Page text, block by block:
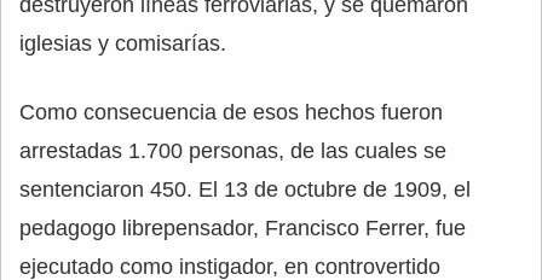
iglesias y comisarías.
Como consecuencia de esos hechos fueron
arrestadas 1.700 personas, de las cuales se
sentenciaron 450. El 13 de octubre de 1909, el
pedagogo librepensador, Francisco Ferrer, fue
ejecutado como instigador, en controvertido